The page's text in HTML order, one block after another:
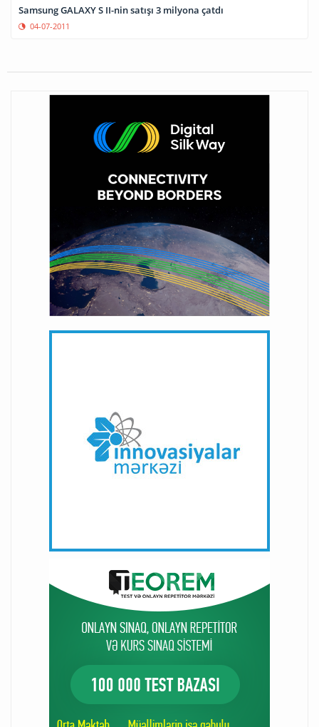
Samsung GALAXY S II-nin satışı 3 milyona çatdı
04-07-2011